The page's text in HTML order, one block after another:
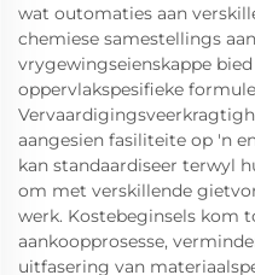
wat outomaties aan
chemiese samestellings
vrygewingseienskappe
oppervlakspesifieke
aangesien fasiliteite op 'n
kan standaardiseer terwyl
om met verskillende
werk. Kostebeginsels kom
aankoopprosesse,
uitfasering van